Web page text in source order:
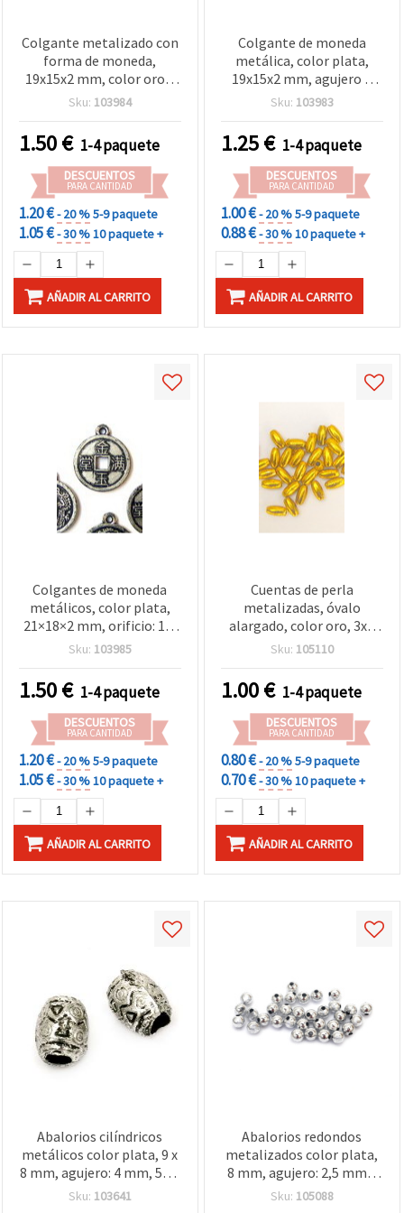
Colgante metalizado con
forma de moneda,
19x15x2 mm, color oro –
50 gramos
Sku: 103984
1.50€ 1-4 paquete
DESCUENTOS
PARA CANTIDAD
1.20 €- 20 %5-9 paquete
1.05 €- 30 %10 paquete +
AÑADIR AL CARRITO
Colgante de moneda
metálica, color plata,
19x15x2 mm, agujero 1
mm, 50 g (aprox. 150 uds.)
Sku: 103983
1.25€ 1-4 paquete
DESCUENTOS
PARA CANTIDAD
1.00 €- 20 %5-9 paquete
0.88 €- 30 %10 paquete +
AÑADIR AL CARRITO
Colgantes de moneda
metálicos, color plata,
21×18×2 mm, orificio: 1,5
mm, 50 g (aprox. 120 uds.)
Sku: 103985
1.50€ 1-4 paquete
DESCUENTOS
PARA CANTIDAD
1.20 €- 20 %5-9 paquete
1.05 €- 30 %10 paquete +
AÑADIR AL CARRITO
Cuentas de perla
metalizadas, óvalo
alargado, color oro, 3x6
mm, agujero: 1 mm – 50 g
Sku: 105110
1.00€ 1-4 paquete
DESCUENTOS
PARA CANTIDAD
0.80 €- 20 %5-9 paquete
0.70 €- 30 %10 paquete +
AÑADIR AL CARRITO
Abalorios cilíndricos
metálicos color plata, 9 x
8 mm, agujero: 4 mm, 50 g
(aprox. 250 uds.)
Sku: 103641
Abalorios redondos
metalizados color plata,
8 mm, agujero: 2,5 mm –
50 g (aprox. 190 uds.)
Sku: 105088